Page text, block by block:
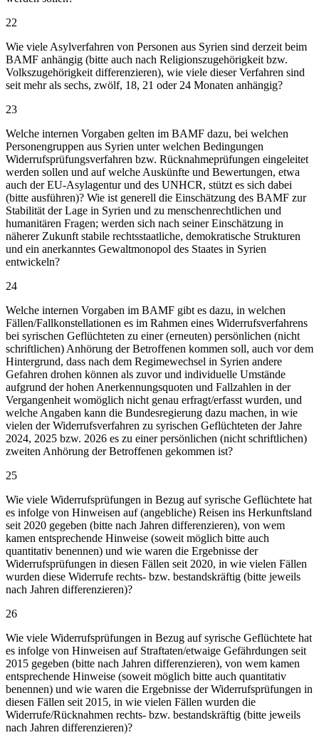
22
Wie viele Asylverfahren von Personen aus Syrien sind derzeit beim
BAMF anhängig (bitte auch nach Religionszugehörigkeit bzw.
Volkszugehörigkeit differenzieren), wie viele dieser Verfahren sind
seit mehr als sechs, zwölf, 18, 21 oder 24 Monaten anhängig?
23
Welche internen Vorgaben gelten im BAMF dazu, bei welchen
Personengruppen aus Syrien unter welchen Bedingungen
Widerrufsprüfungsverfahren bzw. Rücknahmeprüfungen eingeleitet
werden sollen und auf welche Auskünfte und Bewertungen, etwa
auch der EU-Asylagentur und des UNHCR, stützt es sich dabei
(bitte ausführen)? Wie ist generell die Einschätzung des BAMF zur
Stabilität der Lage in Syrien und zu menschenrechtlichen und
humanitären Fragen; werden sich nach seiner Einschätzung in
näherer Zukunft stabile rechtsstaatliche, demokratische Strukturen
und ein anerkanntes Gewaltmonopol des Staates in Syrien
entwickeln?
24
Welche internen Vorgaben im BAMF gibt es dazu, in welchen
Fällen/Fallkonstellationen es im Rahmen eines Widerrufsverfahrens
bei syrischen Geflüchteten zu einer (erneuten) persönlichen (nicht
schriftlichen) Anhörung der Betroffenen kommen soll, auch vor dem
Hintergrund, dass nach dem Regimewechsel in Syrien andere
Gefahren drohen können als zuvor und individuelle Umstände
aufgrund der hohen Anerkennungsquoten und Fallzahlen in der
Vergangenheit womöglich nicht genau erfragt/erfasst wurden, und
welche Angaben kann die Bundesregierung dazu machen, in wie
vielen der Widerrufsverfahren zu syrischen Geflüchteten der Jahre
2024, 2025 bzw. 2026 es zu einer persönlichen (nicht schriftlichen)
zweiten Anhörung der Betroffenen gekommen ist?
25
Wie viele Widerrufsprüfungen in Bezug auf syrische Geflüchtete hat
es infolge von Hinweisen auf (angebliche) Reisen ins Herkunftsland
seit 2020 gegeben (bitte nach Jahren differenzieren), von wem
kamen entsprechende Hinweise (soweit möglich bitte auch
quantitativ benennen) und wie waren die Ergebnisse der
Widerrufsprüfungen in diesen Fällen seit 2020, in wie vielen Fällen
wurden diese Widerrufe rechts- bzw. bestandskräftig (bitte jeweils
nach Jahren differenzieren)?
26
Wie viele Widerrufsprüfungen in Bezug auf syrische Geflüchtete hat
es infolge von Hinweisen auf Straftaten/etwaige Gefährdungen seit
2015 gegeben (bitte nach Jahren differenzieren), von wem kamen
entsprechende Hinweise (soweit möglich bitte auch quantitativ
benennen) und wie waren die Ergebnisse der Widerrufsprüfungen in
diesen Fällen seit 2015, in wie vielen Fällen wurden die
Widerrufe/Rücknahmen rechts- bzw. bestandskräftig (bitte jeweils
nach Jahren differenzieren)?